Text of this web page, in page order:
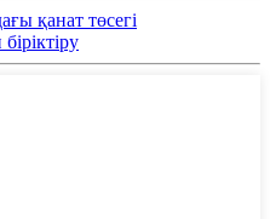
қанат төсегі